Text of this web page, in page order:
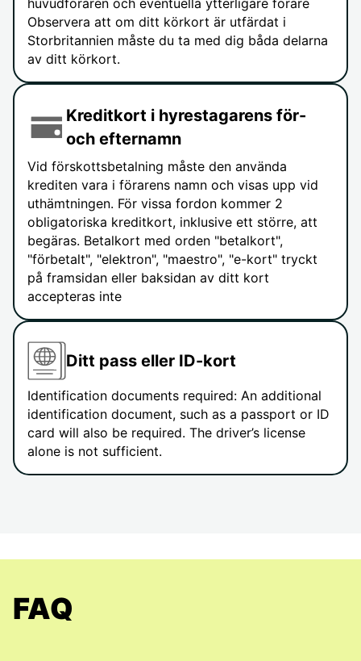
huvudföraren och eventuella ytterligare förare
Observera att om ditt körkort är utfärdat i
Storbritannien måste du ta med dig båda delarna
av ditt körkort.
Kreditkort i hyrestagarens för-
och efternamn
Vid förskottsbetalning måste den använda
krediten vara i förarens namn och visas upp vid
uthämtningen. För vissa fordon kommer 2
obligatoriska kreditkort, inklusive ett större, att
begäras. Betalkort med orden "betalkort",
"förbetalt", "elektron", "maestro", "e-kort" tryckt
på framsidan eller baksidan av ditt kort
accepteras inte
Ditt pass eller ID-kort
Identification documents required: An additional
identification document, such as a passport or ID
card will also be required. The driver’s license
alone is not sufficient.
FAQ